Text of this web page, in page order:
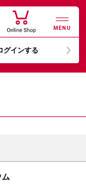
MENU
グインする